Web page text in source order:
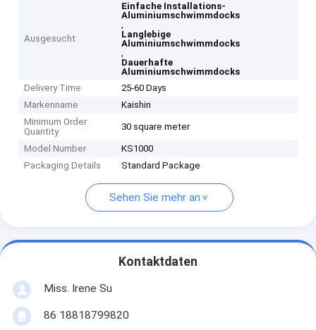
Ausgesucht
Einfache Installations-
Aluminiumschwimmdocks
,
Langlebige
Aluminiumschwimmdocks
,
Dauerhafte
Aluminiumschwimmdocks
Delivery Time
25-60 Days
Markenname
Kaishin
Minimum Order
Quantity
30 square meter
Model Number
KS1000
Packaging Details
Standard Package
Sehen Sie mehr an
Kontaktdaten
Miss. Irene Su
86 18818799820